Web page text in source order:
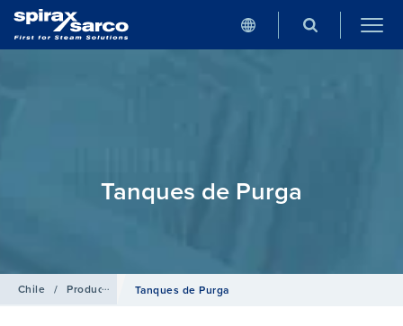
Tanques de Purga
Chile / Productos Generación de vapor y Salas de Calderas
Tanques de Purga